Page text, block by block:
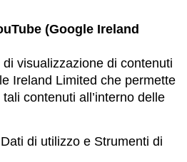
(Google Ireland
visualizzazione di contenuti
Ireland Limited che permette
contenuti all’interno delle
di utilizzo e Strumenti di